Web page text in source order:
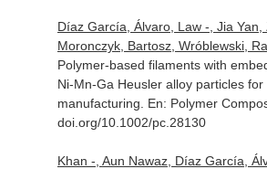
Díaz García, Álvaro, Law -, Jia Yan,
Moronczyk, Bartosz, Wróblewski,
Polymer-based filaments with
Ni-Mn-Ga Heusler alloy particles for
manufacturing. En: Polymer
doi.org/10.1002/pc.28130
Khan -, Aun Nawaz, Díaz García,